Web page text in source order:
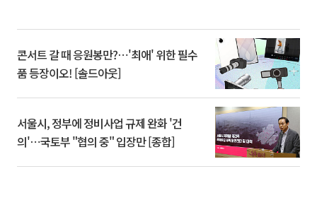
콘서트 갈 때 응원봉만?⋯'최애' 위한 필수
품 등장이오! [솔드아웃]
서울시, 정부에 정비사업 규제 완화 '건
의'⋯국토부 "협의 중" 입장만 [종합]